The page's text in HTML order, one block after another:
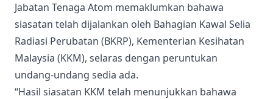
Jabatan Tenaga Atom memaklumkan bahawa
siasatan telah dijalankan oleh Bahagian Kawal Selia
Radiasi Perubatan (BKRP), Kementerian Kesihatan
Malaysia (KKM), selaras dengan peruntukan
undang-undang sedia ada.
“Hasil siasatan KKM telah menunjukkan bahawa